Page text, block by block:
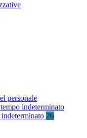
personale
indeterminato
26